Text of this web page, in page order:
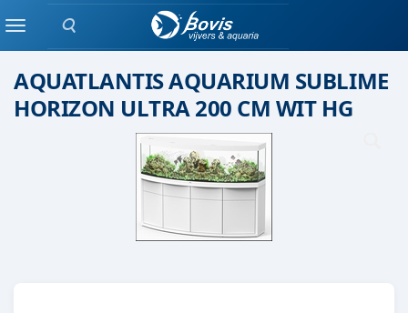
Zoeken
MenuAquatlantis
AQUATLANTIS AQUARIUM SUBLIME
HORIZON ULTRA 200 CM WIT HG